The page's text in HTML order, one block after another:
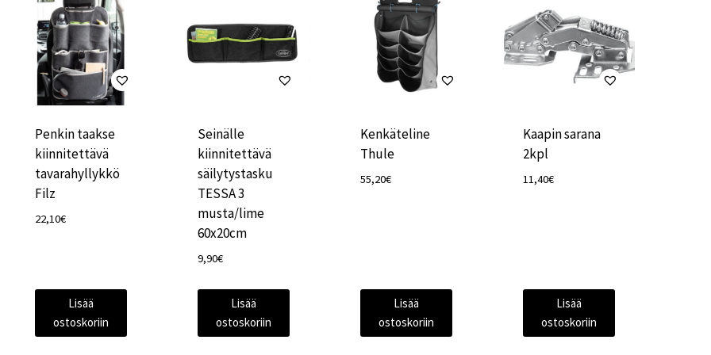
Penkin taakse
kiinnitettävä
tavarahyllykkö
Filz
22,10€
Lisää
ostoskoriin
Seinälle
kiinnitettävä
säilytystasku
TESSA 3
musta/lime
60x20cm
9,90€
Lisää
ostoskoriin
Kenkäteline
Thule
55,20€
Lisää
ostoskoriin
Kaapin sarana
2kpl
11,40€
Lisää
ostoskoriin